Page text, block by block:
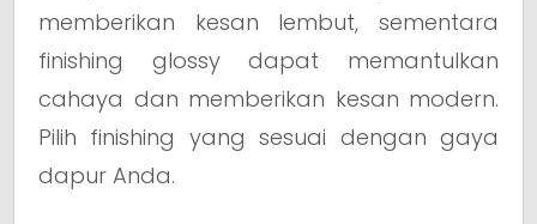
memberikan kesan lembut, sementara
finishing glossy dapat memantulkan
cahaya dan memberikan kesan modern.
Pilih finishing yang sesuai dengan gaya
dapur Anda.